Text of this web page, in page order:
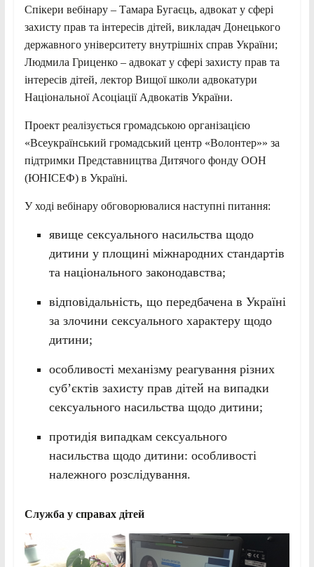
Спікери вебінару – Тамара Бугаєць, адвокат у сфері
захисту прав та інтересів дітей, викладач Донецького
державного університету внутрішніх справ України;
Людмила Гриценко – адвокат у сфері захисту прав та
інтересів дітей, лектор Вищої школи адвокатури
Національної Асоціації Адвокатів України.
Проект реалізується громадською організацією
«Всеукраїнський громадський центр «Волонтер»» за
підтримки Представництва Дитячого фонду ООН
(ЮНІСЕФ) в Україні.
У ході вебінару обговорювалися наступні питання:
явище сексуального насильства щодо
дитини у площині міжнародних стандартів
та національного законодавства;
відповідальність, що передбачена в Україні
за злочини сексуального характеру щодо
дитини;
особливості механізму реагування різних
суб’єктів захисту прав дітей на випадки
сексуального насильства щодо дитини;
протидія випадкам сексуального
насильства щодо дитини: особливості
належного розслідування.
Служба у справах дітей